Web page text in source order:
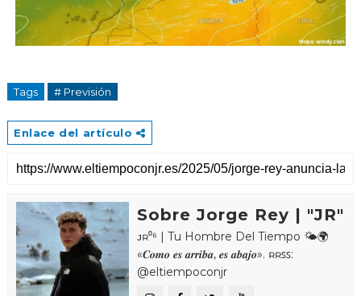
Tags # Previsión
Enlace del artículo
Sobre Jorge Rey | "JR"
ᴊʀ⁰⁶ | Tu Hombre Del Tiempo 🌤🌍
«𝑪𝒐𝒎𝒐 𝒆𝒔 𝒂𝒓𝒓𝒊𝒃𝒂, 𝒆𝒔 𝒂𝒃𝒂𝒋𝒐». ʀʀꜱꜱ:
@eltiempoconjr